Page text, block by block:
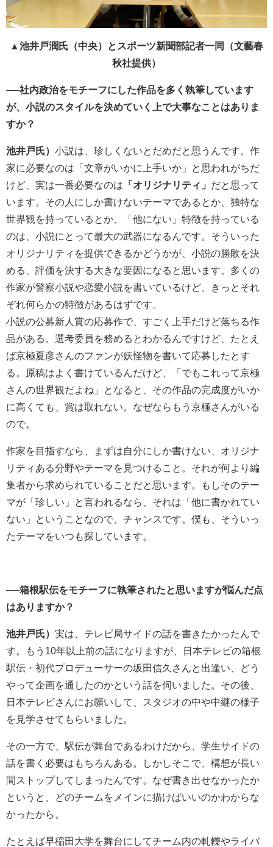
▲池井戸潤氏（中央）とスポーツ新聞部記者一同（文藝春
秋社提供）
──社内政治をモチーフにした作品を多く執筆しています
が、小説のスタイルを決めていく上で大事なことはありま
すか？
池井戸氏） 小説は、珍しくないとだめだと思うんです。作
家に必要なのは「文章がいかに上手いか」と思われがちだ
けど、実は一番必要なのは 「オリジナリティ」 だと思って
います。その人にしか書けないテーマであるとか、独特な
世界観を持っているとか、「他にない」特徴を持っている
のは、小説にとって最大の武器になるんです。そういった
オリジナリティを提供できるかどうかが、小説の勝敗を決
める、評価を決する大きな要因になると思います。多くの
作家が警察小説や恋愛小説を書いているけど、きっとそれ
ぞれ何らかの特徴があるはずです。
小説の公募新人賞の応募作で、すごく上手だけど落ちる作
品がある。選考委員を務めるとわかるんですけど、たとえ
ば京極夏彦さんのファンが妖怪物を書いて応募したとす
る。原稿はよく書けているんだけど、「でもこれって京極
さんの世界観だよね」となると、その作品の完成度がいか
に高くても、賞は取れない。なぜならもう京極さんがいる
ので。
作家を目指すなら、まずは自分にしか書けない、オリジナ
リティある分野やテーマを見つけること。それが何より編
集者から求められていることだと思います。もしそのテー
マが「珍しい」と言われるなら、それは「他に書かれてい
ない」ということなので、チャンスです。僕も、そういっ
たテーマをいつも探しています。
──箱根駅伝をモチーフに執筆されたと思いますが悩んだ点
はありますか？
池井戸氏） 実は、テレビ局サイドの話を書きたかったんで
す。もう10年以上前の話になりますが、日本テレビの箱根
駅伝・初代プロデューサーの坂田信久さんと出逢い、どう
やって企画を通したのかという話を伺いました。その後、
日本テレビさんにお願いして、スタジオの中や中継の様子
を見学させてもらいました。
その一方で、駅伝が舞台であるわけだから、学生サイドの
話を書く必要はもちろんある。しかしそこで、構想が長い
間ストップしてしまったんです。なぜ書き出せなかったか
というと、どのチームをメインに描けばいいのかわからな
かったから。
たとえば早稲田大学を舞台にしてチーム内の軋轢やライバ